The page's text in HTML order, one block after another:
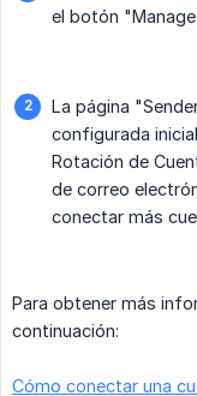
el botón
La página
configurada
Rotación de
de correo
conectar más
Para obtener más
continuación:
Cómo conectar una